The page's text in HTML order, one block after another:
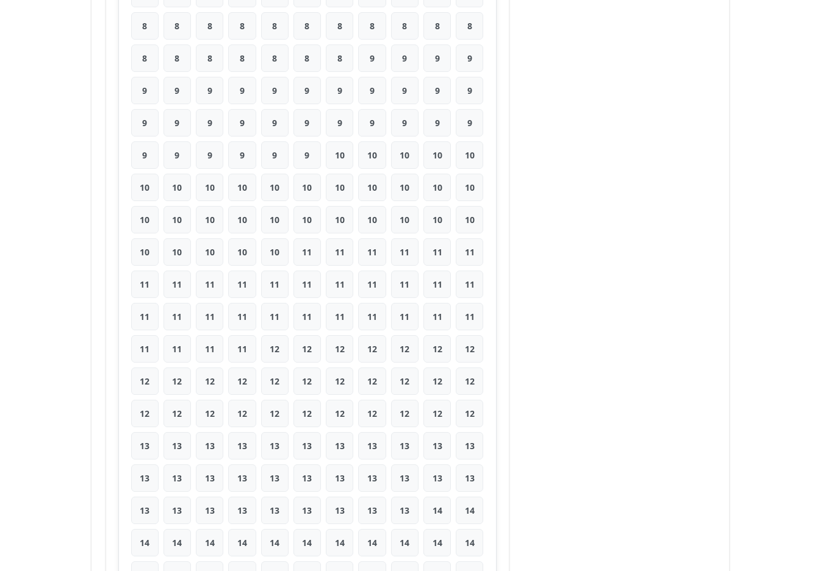
8 8 8 8 8 8 8 8 8 8 8
8 8 8 8 8 8 8 9 9 9 9
9 9 9 9 9 9 9 9 9 9 9
9 9 9 9 9 9 9 9 9 9 9
9 9 9 9 9 9 10 10 10 10 10
10 10 10 10 10 10 10 10 10 10 10
10 10 10 10 10 10 10 10 10 10 10
10 10 10 10 10 11 11 11 11 11 11
11 11 11 11 11 11 11 11 11 11 11
11 11 11 11 11 11 11 11 11 11 11
11 11 11 11 12 12 12 12 12 12 12
12 12 12 12 12 12 12 12 12 12 12
12 12 12 12 12 12 12 12 12 12 12
13 13 13 13 13 13 13 13 13 13 13
13 13 13 13 13 13 13 13 13 13 13
13 13 13 13 13 13 13 13 13 14 14
14 14 14 14 14 14 14 14 14 14 14